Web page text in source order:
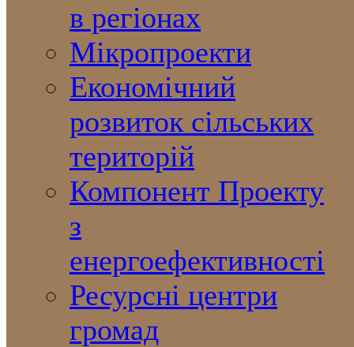
в регіонах
Мікропроекти
Економічний
розвиток сільських
територій
Компонент Проекту
з
енергоефективності
Ресурсні центри
громад